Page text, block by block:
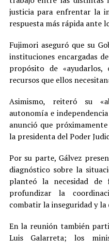
justicia para enfrentar la
respuesta más rápida ante
Fujimori aseguró que su
instituciones encargadas
propósito de
recursos que ellos
Asimismo, reiteró su
autonomía e
anunció que
la presidenta del Poder
Por su parte, Gálvez
diagnóstico sobre la
planteó la necesidad
profundizar la
combatir la inseguridad y
En la reunión también
Luis Galarreta; los